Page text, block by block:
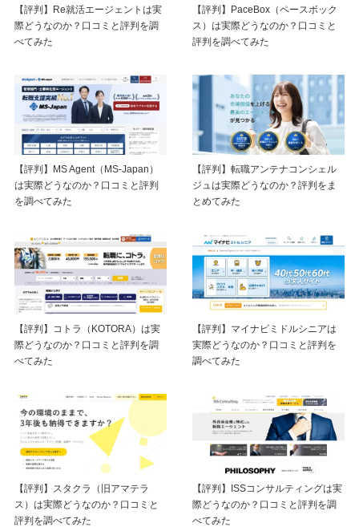
【評判】Re就活エージェントは実
際どうなのか？口コミと評判を調
べてみた
【評判】PaceBox（ペースボック
ス）は実際どうなのか？口コミと
評判を調べてみた
【評判】MS Agent（MS-Japan）
は実際どうなのか？口コミと評判
を調べてみた
【評判】転職アンテナコンシェル
ジュは実際どうなのか？評判をま
とめてみた
【評判】コトラ（KOTORA）は実
際どうなのか？口コミと評判を調
べてみた
【評判】マイナビミドルシニアは
実際どうなのか？口コミと評判を
調べてみた
【評判】スタクラ（旧アマテラ
ス）は実際どうなのか？口コミと
評判を調べてみた
【評判】ISSコンサルティングは実
際どうなのか？口コミと評判を調
べてみた